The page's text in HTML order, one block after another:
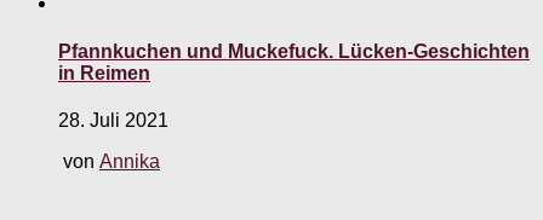
Pfannkuchen und Muckefuck. Lücken-Geschichten
in Reimen
28. Juli 2021
von Annika